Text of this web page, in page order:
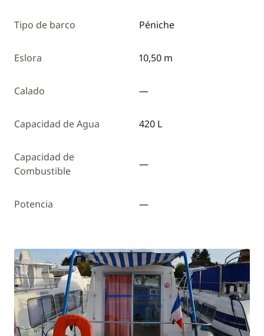
Tipo de barco Péniche
Eslora 10,50 m
Calado —
Capacidad de Agua 420 L
Capacidad de
Combustible
—
Potencia —